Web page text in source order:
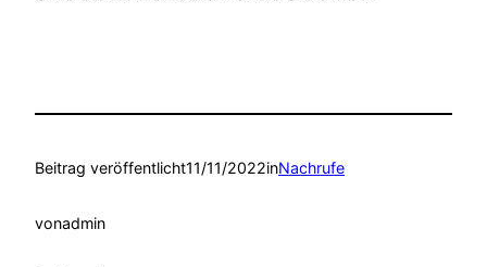
Beitrag veröffentlicht11/11/2022inNachrufe
vonadmin